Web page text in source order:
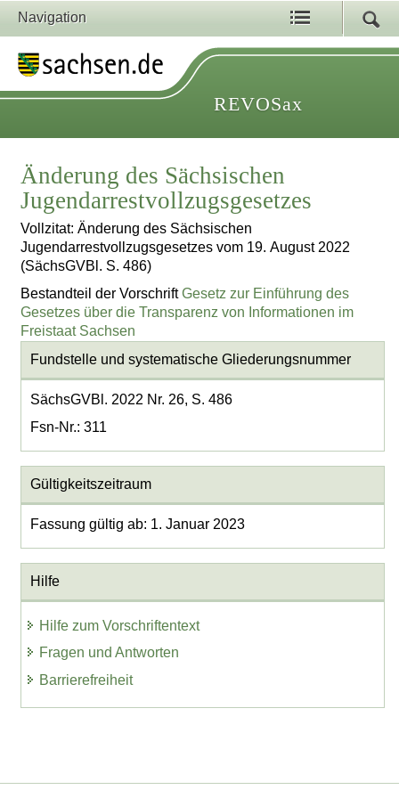
Navigation
REVOSax
Änderung des Sächsischen
Jugendarrestvollzugsgesetzes
Vollzitat: Änderung des Sächsischen
Jugendarrestvollzugsgesetzes vom 19. August 2022
(SächsGVBl. S. 486)
Bestandteil der VorschriftGesetz zur Einführung des
Gesetzes über die Transparenz von Informationen im
Freistaat Sachsen
Fundstelle und systematische Gliederungsnummer
SächsGVBl. 2022 Nr. 26, S. 486
Fsn-Nr.: 311
Gültigkeitszeitraum
Fassung gültig ab: 1. Januar 2023
Hilfe
Hilfe zum Vorschriftentext
Fragen und Antworten
Barrierefreiheit